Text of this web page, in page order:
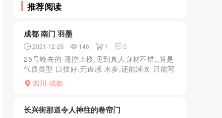
推荐阅读
成都 南门 羽墨
2021-12-26 146 1 0
25号晚去的 遥控上楼,见到真人身材不错,,算是
气质类型 口技好,无齿感 水多,还能潮吹 只能写
这么点儿 了,不会写小黄文儿,挣点儿积分
四川-成都
长兴街那道令人神往的卷帘门